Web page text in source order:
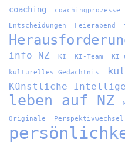
coaching coachingprozesse
Entscheidungen
Feierabend
info NZ KI KI-Team KI
kulturelles Gedächtnis
Künstliche
leben auf NZ
Originale Perspektivwechsel